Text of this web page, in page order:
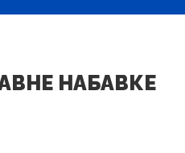
НАБАВКЕ